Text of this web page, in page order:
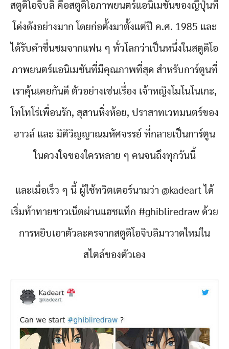
สตูดิโอจิบลิ คือสตูดิโอภาพยนตร์แอนิเมชันของญี่ปุ่นที่
โด่งดังอย่างมาก โดยก่อตั้งมาตั้งแต่ปี ค.ศ. 1985 และ
ได้รับคำชื่นชมจากแฟน ๆ ทั่วโลกว่าเป็นหนึ่งในสตูดิโอ
ภาพยนตร์แอนิเมชันที่มีคุณภาพที่สุด สำหรับการ์ตูนที่
เราคุ้นเคยกันดี ตัวอย่างเช่นเรื่อง เจ้าหญิงโมโนโนเกะ,
โทโทโร่เพื่อนรัก, สุสานหิ่งห้อย, ปราสาทเวทมนตร์ของ
ฮาวล์ และ มิติวิญญาณมหัศจรรย์ ที่กลายเป็นการ์ตูน
ในดวงใจของใครหลาย ๆ คนจนถึงทุกวันนี้
และเมื่อเร็ว ๆ นี้ ผู้ใช้ทวิตเตอร์นามว่า @kadeart ได้
เริ่มท้าทายชาวเน็ตผ่านแฮชแท็ก #ghibliredraw ด้วย
การหยิบเอาตัวละครจากสตูดิโอจิบลิมาวาดใหม่ใน
สไตล์ของตัวเอง